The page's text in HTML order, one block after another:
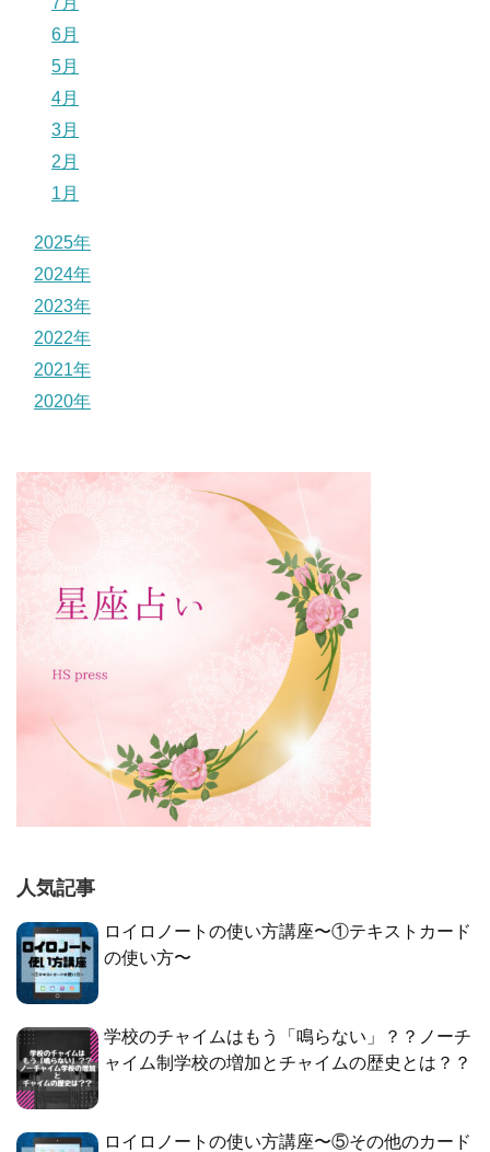
6月
5月
4月
3月
2月
1月
2025年
2024年
2023年
2022年
2021年
2020年
人気記事
ロイロノートの使い方講座〜①テキストカード
の使い方〜
学校のチャイムはもう「鳴らない」？？ノーチ
ャイム制学校の増加とチャイムの歴史とは？？
ロイロノートの使い方講座〜⑤その他のカード